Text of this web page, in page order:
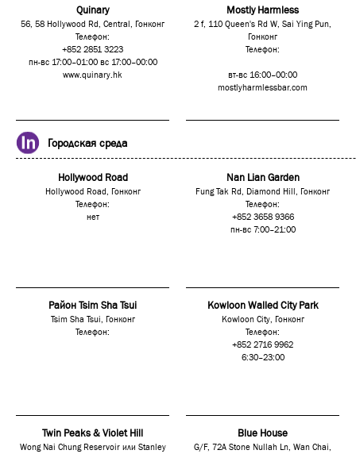
Quinary
56, 58 Hollywood Rd, Central, Гонконг
Телефон:
+852 2851 3223
пн-вс 17:00–01:00 вс 17:00–00:00
www.quinary.hk
Mostly Harmless
2 f, 110 Queen's Rd W, Sai Ying Pun,
Гонконг
Телефон:
вт-вс 16:00–00:00
mostlyharmlessbar.com
Городская среда
Hollywood Road
Hollywood Road, Гонконг
Телефон:
нет
Nan Lian Garden
Fung Tak Rd, Diamond Hill, Гонконг
Телефон:
+852 3658 9366
пн-вс 7:00–21:00
Район Tsim Sha Tsui
Tsim Sha Tsui, Гонконг
Телефон:
Kowloon Walled City Park
Kowloon City, Гонконг
Телефон:
+852 2716 9962
6:30–23:00
Twin Peaks & Violet Hill
Wong Nai Chung Reservoir или Stanley
Blue House
G/F, 72A Stone Nullah Ln, Wan Chai,